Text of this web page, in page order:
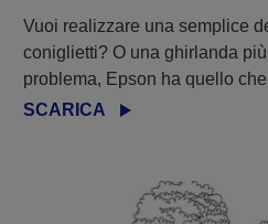
Vuoi realizzare una semplice
coniglietti? O una ghirlanda
problema, Epson ha quello
SCARICA